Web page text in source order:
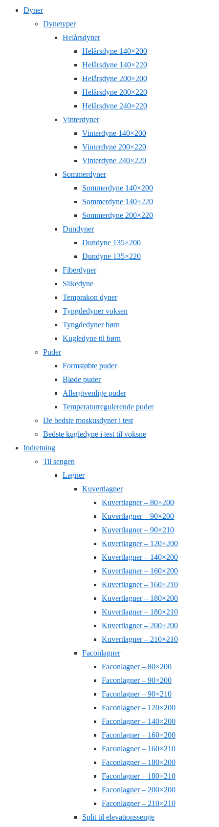
Dyner
Dynetyper
Helårsdyner
Helårsdyne 140×200
Helårsdyne 140×220
Helårsdyne 200×200
Helårsdyne 200×220
Helårsdyne 240×220
Vinterdyner
Vinterdyne 140×200
Vinterdyne 200×220
Vinterdyne 240×220
Sommerdyner
Sommerdyne 140×200
Sommerdyne 140×220
Sommerdyne 200×220
Dundyner
Dundyne 135×200
Dundyne 135×220
Fiberdyner
Silkedyne
Temprakon dyner
Tyngdedyner voksen
Tyngdedyner børn
Kugledyne til børn
Puder
Formstøbte puder
Bløde puder
Allergivenlige puder
Temperaturregulerende puder
De bedste moskusdyner i test
Bedste kugledyne i test til voksne
Indretning
Til sengen
Lagner
Kuvertlagner
Kuvertlagner – 80×200
Kuvertlagner – 90×200
Kuvertlagner – 90×210
Kuvertlagner – 120×200
Kuvertlagner – 140×200
Kuvertlagner – 160×200
Kuvertlagner – 160×210
Kuvertlagner – 180×200
Kuvertlagner – 180×210
Kuvertlagner – 200×200
Kuvertlagner – 210×210
Faconlagner
Faconlagner – 80×200
Faconlagner – 90×200
Faconlagner – 90×210
Faconlagner – 120×200
Faconlagner – 140×200
Faconlagner – 160×200
Faconlagner – 160×210
Faconlagner – 180×200
Faconlagner – 180×210
Faconlagner – 200×200
Faconlagner – 210×210
Split til elevationssenge